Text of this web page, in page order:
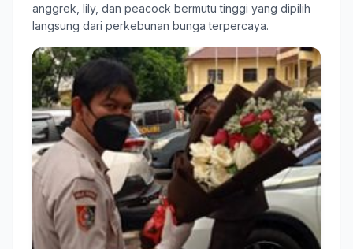
anggrek, lily, dan peacock bermutu tinggi yang dipilih
langsung dari perkebunan bunga terpercaya.